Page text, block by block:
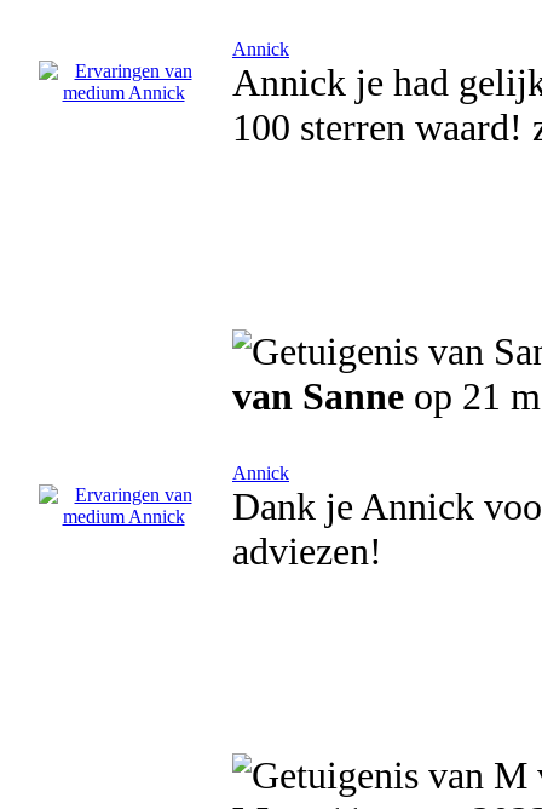
Annick
Annick je had
100 sterren waard!
van Sanne op 21
Annick
Dank je Annick
adviezen!